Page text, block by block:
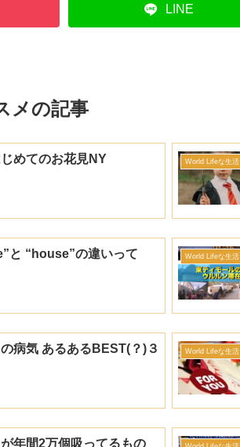
LINE
メの記事
めてのお花見NY World Lifeな生活
と “house”の違いって
World Lifeな生活
病気 あるあるBEST(？)３ World Lifeな生活
年間2万個吸ってるもの